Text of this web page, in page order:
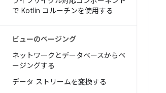
で Kotlin コルーチンを使用する
ビューのページング
ネットワークとデータベースからペ
ージングする
データ ストリームを変換する